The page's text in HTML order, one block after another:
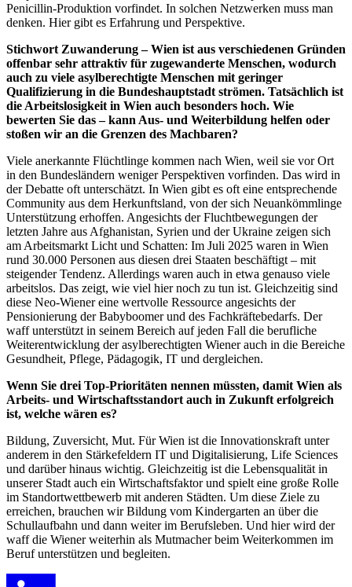
Penicillin-Produktion vorfindet. In solchen Netzwerken muss man
denken. Hier gibt es Erfahrung und Perspektive.
Stichwort Zuwanderung – Wien ist aus verschiedenen Gründen
offenbar sehr attraktiv für zugewanderte Menschen, wodurch
auch zu viele asylberechtigte Menschen mit geringer
Qualifizierung in die Bundeshauptstadt strömen. Tatsächlich ist
die Arbeitslosigkeit in Wien auch besonders hoch. Wie
bewerten Sie das – kann Aus- und Weiterbildung helfen oder
stoßen wir an die Grenzen des Machbaren?
Viele anerkannte Flüchtlinge kommen nach Wien, weil sie vor Ort
in den Bundesländern weniger Perspektiven vorfinden. Das wird in
der Debatte oft unterschätzt. In Wien gibt es oft eine entsprechende
Community aus dem Herkunftsland, von der sich Neuankömmlinge
Unterstützung erhoffen. Angesichts der Fluchtbewegungen der
letzten Jahre aus Afghanistan, Syrien und der Ukraine zeigen sich
am Arbeitsmarkt Licht und Schatten: Im Juli 2025 waren in Wien
rund 30.000 Personen aus diesen drei Staaten beschäftigt – mit
steigender Tendenz. Allerdings waren auch in etwa genauso viele
arbeitslos. Das zeigt, wie viel hier noch zu tun ist. Gleichzeitig sind
diese Neo-Wiener eine wertvolle Ressource angesichts der
Pensionierung der Babyboomer und des Fachkräftebedarfs. Der
waff unterstützt in seinem Bereich auf jeden Fall die berufliche
Weiterentwicklung der asylberechtigten Wiener auch in die Bereiche
Gesundheit, Pflege, Pädagogik, IT und dergleichen.
Wenn Sie drei Top-Prioritäten nennen müssten, damit Wien als
Arbeits- und Wirtschaftsstandort auch in Zukunft erfolgreich
ist, welche wären es?
Bildung, Zuversicht, Mut. Für Wien ist die Innovationskraft unter
anderem in den Stärkefeldern IT und Digitalisierung, Life Sciences
und darüber hinaus wichtig. Gleichzeitig ist die Lebensqualität in
unserer Stadt auch ein Wirtschaftsfaktor und spielt eine große Rolle
im Standortwettbewerb mit anderen Städten. Um diese Ziele zu
erreichen, brauchen wir Bildung vom Kindergarten an über die
Schullaufbahn und dann weiter im Berufsleben. Und hier wird der
waff die Wiener weiterhin als Mutmacher beim Weiterkommen im
Beruf unterstützen und begleiten.